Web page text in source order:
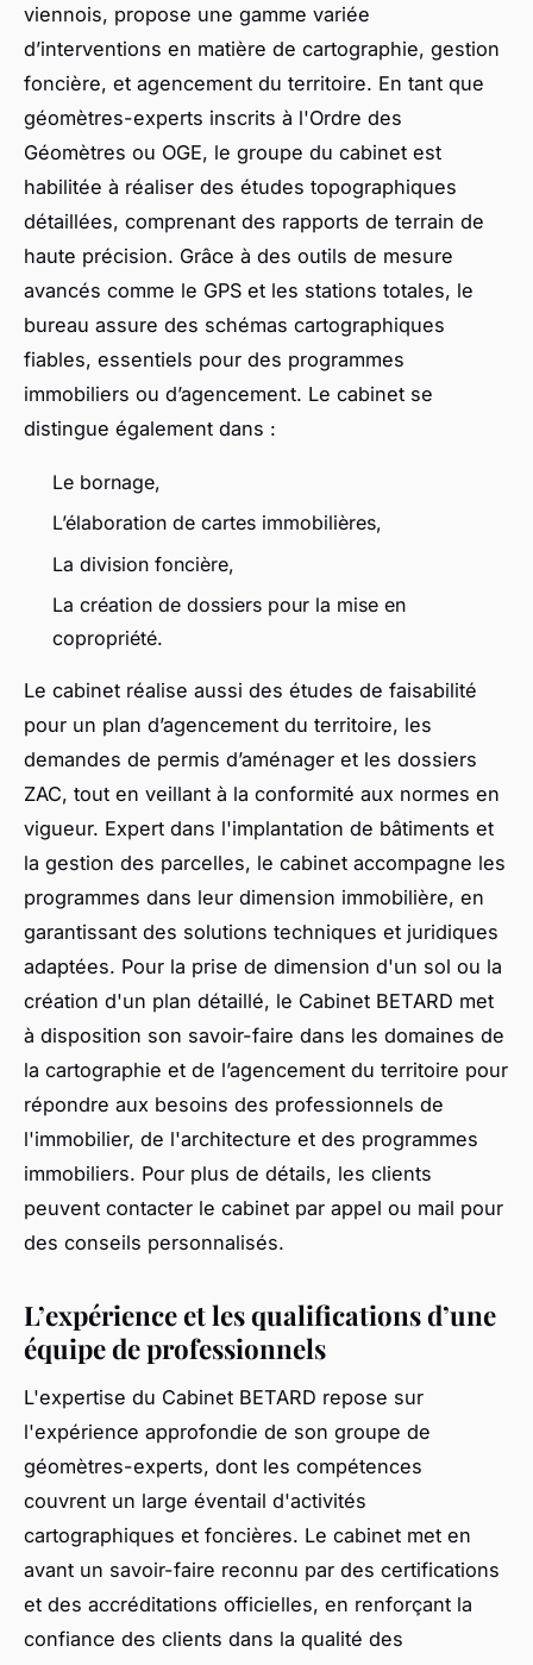
viennois, propose une gamme variée
d’interventions en matière de cartographie, gestion
foncière, et agencement du territoire. En tant que
géomètres-experts inscrits à l'Ordre des
Géomètres ou OGE, le groupe du cabinet est
habilitée à réaliser des études topographiques
détaillées, comprenant des rapports de terrain de
haute précision. Grâce à des outils de mesure
avancés comme le GPS et les stations totales, le
bureau assure des schémas cartographiques
fiables, essentiels pour des programmes
immobiliers ou d’agencement. Le cabinet se
distingue également dans :
Le bornage,
L’élaboration de cartes immobilières,
La division foncière,
La création de dossiers pour la mise en
copropriété.
Le cabinet réalise aussi des études de faisabilité
pour un plan d’agencement du territoire, les
demandes de permis d’aménager et les dossiers
ZAC, tout en veillant à la conformité aux normes en
vigueur. Expert dans l'implantation de bâtiments et
la gestion des parcelles, le cabinet accompagne les
programmes dans leur dimension immobilière, en
garantissant des solutions techniques et juridiques
adaptées. Pour la prise de dimension d'un sol ou la
création d'un plan détaillé, le Cabinet BETARD met
à disposition son savoir-faire dans les domaines de
la cartographie et de l’agencement du territoire pour
répondre aux besoins des professionnels de
l'immobilier, de l'architecture et des programmes
immobiliers. Pour plus de détails, les clients
peuvent contacter le cabinet par appel ou mail pour
des conseils personnalisés.
L’expérience et les qualifications d’une
équipe de professionnels
L'expertise du Cabinet BETARD repose sur
l'expérience approfondie de son groupe de
géomètres-experts, dont les compétences
couvrent un large éventail d'activités
cartographiques et foncières. Le cabinet met en
avant un savoir-faire reconnu par des certifications
et des accréditations officielles, en renforçant la
confiance des clients dans la qualité des